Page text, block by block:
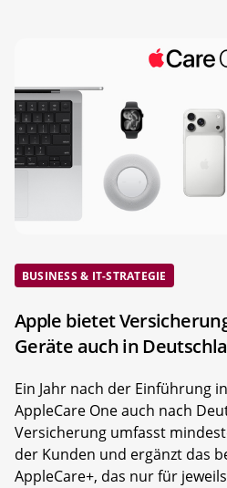
BUSINESS & IT-STRATEGIE
Apple bietet
Geräte auch in
Ein Jahr nach der Einführung
AppleCare One auch nach
Versicherung umfasst
der Kunden und ergänzt das
AppleCare+, das nur für